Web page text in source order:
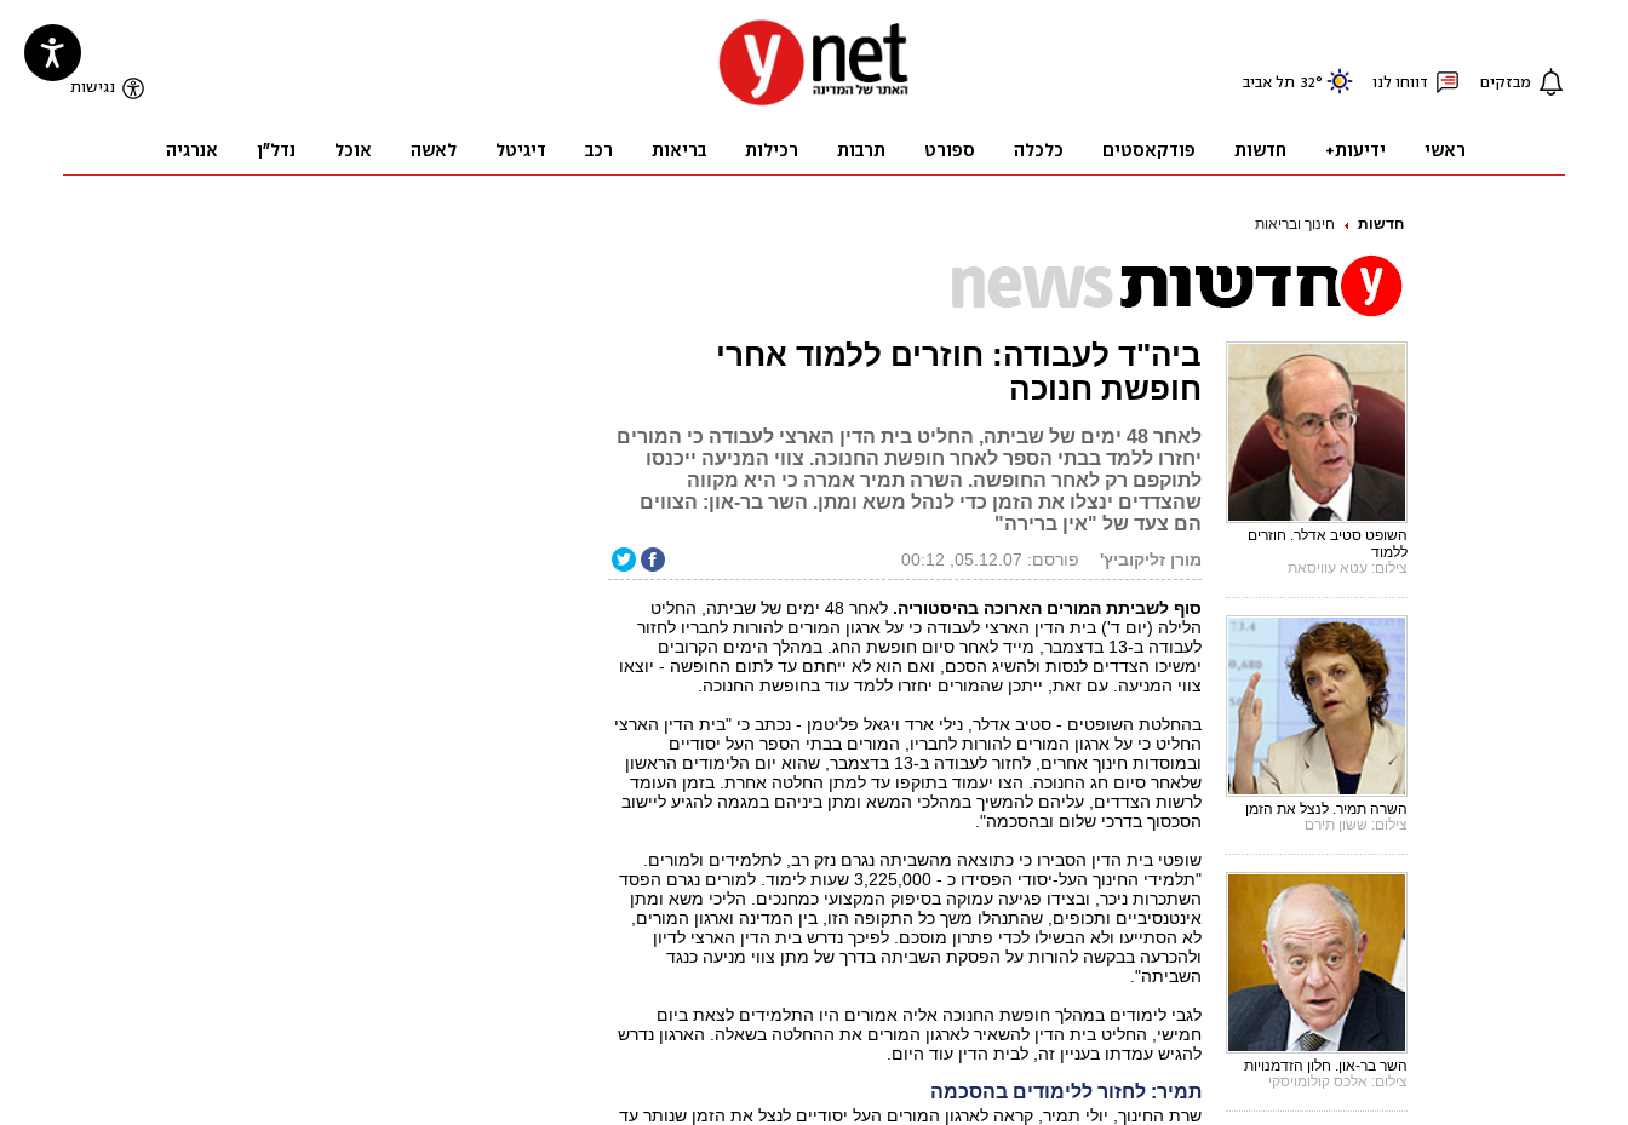
חדשות חינוך ובריאות
ביה"ד לעבודה: חוזרים ללמוד אחרי
חופשת חנוכה
לאחר 48 ימים של שביתה, החליט בית הדין הארצי לעבודה כי המורים
יחזרו ללמד בבתי הספר לאחר חופשת החנוכה. צווי המניעה ייכנסו
לתוקפם רק לאחר החופשה. השרה תמיר אמרה כי היא מקווה
שהצדדים ינצלו את הזמן כדי לנהל משא ומתן. השר בר-און: הצווים
הם צעד של "אין ברירה"
מורן זליקוביץ' פורסם: 05.12.07, 00:12
סוף לשביתת המורים הארוכה בהיסטוריה.
לאחר 48 ימים של שביתה, החליט
הלילה (יום ד') בית הדין הארצי לעבודה כי על ארגון המורים להורות לחבריו לחזור
לעבודה ב-13 בדצמבר, מייד לאחר סיום חופשת החג. במהלך הימים הקרובים
ימשיכו הצדדים לנסות ולהשיג הסכם, ואם הוא לא ייחתם עד לתום החופשה - יוצאו
צווי המניעה. עם זאת, ייתכן שהמורים יחזרו ללמד עוד בחופשת החנוכה.
בהחלטת השופטים - סטיב אדלר, נילי ארד ויגאל פליטמן - נכתב כי "בית הדין הארצי
החליט כי על ארגון המורים להורות לחבריו, המורים בבתי הספר העל יסודיים
ובמוסדות חינוך אחרים, לחזור לעבודה ב-13 בדצמבר, שהוא יום הלימודים הראשון
שלאחר סיום חג החנוכה. הצו יעמוד בתוקפו עד למתן החלטה אחרת. בזמן העומד
לרשות הצדדים, עליהם להמשיך במהלכי המשא ומתן ביניהם במגמה להגיע ליישוב
הסכסוך בדרכי שלום ובהסכמה".
שופטי בית הדין הסבירו כי כתוצאה מהשביתה נגרם נזק רב, לתלמידים ולמורים.
"תלמידי החינוך העל-יסודי הפסידו כ - 3,225,000 שעות לימוד. למורים נגרם הפסד
השתכרות ניכר, ובצידו פגיעה עמוקה בסיפוק המקצועי כמחנכים. הליכי משא ומתן
אינטנסיביים ותכופים, שהתנהלו משך כל התקופה הזו, בין המדינה וארגון המורים,
לא הסתייעו ולא הבשילו לכדי פתרון מוסכם. לפיכך נדרש בית הדין הארצי לדיון
ולהכרעה בבקשה להורות על הפסקת השביתה בדרך של מתן צווי מניעה כנגד
השביתה".
לגבי לימודים במהלך חופשת החנוכה אליה אמורים היו התלמידים לצאת ביום
חמישי, החליט בית הדין להשאיר לארגון המורים את ההחלטה בשאלה. הארגון נדרש
להגיש עמדתו בעניין זה, לבית הדין עוד היום.
תמיר: לחזור ללימודים בהסכמה
שרת החינוך, יולי תמיר, קראה לארגון המורים העל יסודיים לנצל את הזמן שנותר עד
השופט סטיב אדלר. חוזרים
ללמוד
צילום: עטא עוויסאת
השרה תמיר. לנצל את הזמן
צילום: ששון תירם
השר בר-און. חלון הזדמנויות
צילום: אלכס קולומויסקי